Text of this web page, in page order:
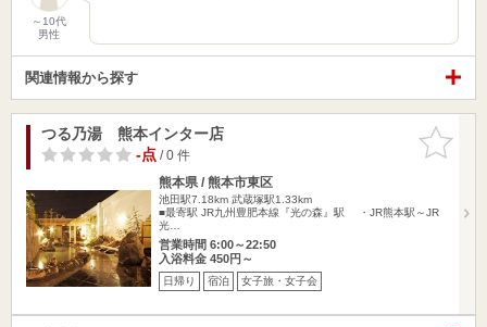
～10代
男性
関連情報から探す
お気に入
りに追加
つる乃湯 熊本インター店
-点/ 0 件
熊本県 / 熊本市東区
池田駅7.18km 武蔵塚駅1.33km
■最寄駅 JR九州豊肥本線『光の森』駅 ・JR熊本駅～JR
光…
営業時間 6:00～22:50
入浴料金 450円～
日帰り 宿泊 女子旅・女子会